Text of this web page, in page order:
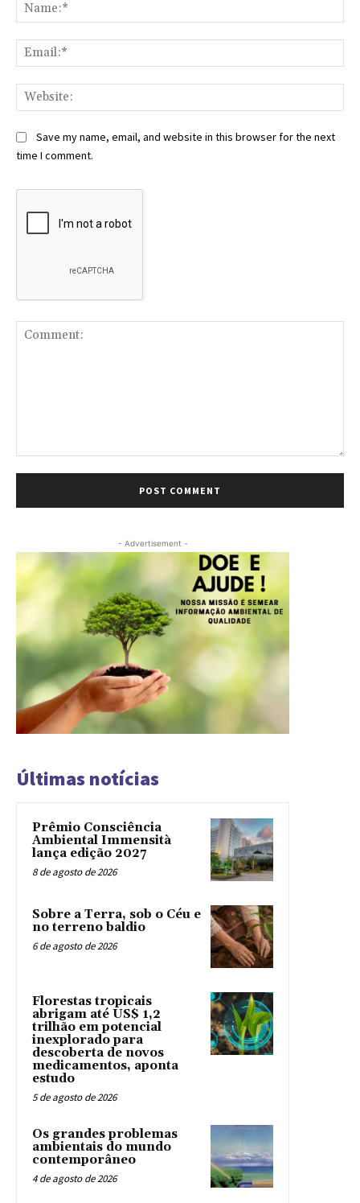
Save my name, email, and website in this browser for the next
time I comment.
- Advertisement -
Últimas notícias
Prêmio Consciência
Ambiental Immensità
lança edição 2027
8 de agosto de 2026
Sobre a Terra, sob o Céu e
no terreno baldio
6 de agosto de 2026
Florestas tropicais
abrigam até US$ 1,2
trilhão em potencial
inexplorado para
descoberta de novos
medicamentos, aponta
estudo
5 de agosto de 2026
Os grandes problemas
ambientais do mundo
contemporâneo
4 de agosto de 2026